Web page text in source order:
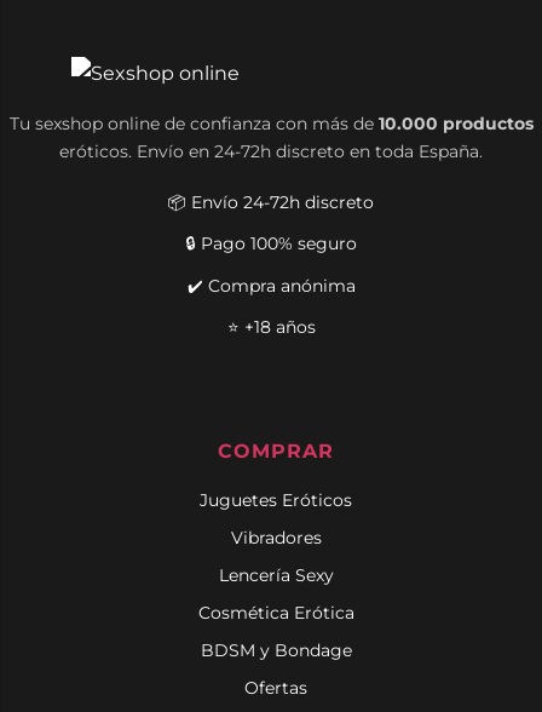
Tu sexshop online de confianza con más de 10.000 productos
eróticos. Envío en 24-72h discreto en toda España.
📦 Envío 24-72h discreto
🔒 Pago 100% seguro
✔️ Compra anónima
⭐ +18 años
COMPRAR
Juguetes Eróticos
Vibradores
Lencería Sexy
Cosmética Erótica
BDSM y Bondage
Ofertas